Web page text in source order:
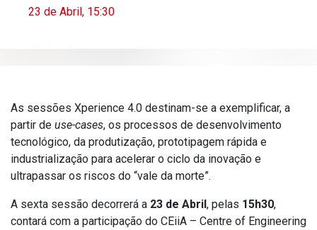
23 de Abril, 15:30
As sessões Xperience 4.0 destinam-se a exemplificar, a
partir de use-cases, os processos de desenvolvimento
tecnológico, da produtização, prototipagem rápida e
industrialização para acelerar o ciclo da inovação e
ultrapassar os riscos do “vale da morte”.
A sexta sessão decorrerá a 23 de Abril , pelas 15h30,
contará com a participação do CEiiA – Centre of Engineering